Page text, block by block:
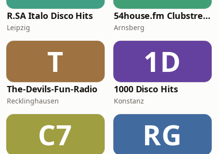
R.SA Italo Disco Hits
Leipzig
54house.fm Clubstream
Arnsberg
T
The-Devils-Fun-Radio
Recklinghausen
1D
1000 Disco Hits
Konstanz
C7 RG